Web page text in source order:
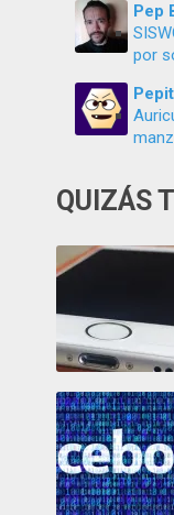
Pep
por
QUIZÁS